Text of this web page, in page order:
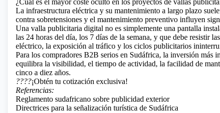
¿Cuál es el mayor coste oculto en los proyectos de vallas
La infraestructura eléctrica y su mantenimiento a largo plazo
contra sobretensiones y el mantenimiento preventivo influyen
Una valla publicitaria digital no es simplemente una pantalla
las 24 horas del día, los 7 días de la semana, y que debe resistir
eléctrico, la exposición al tráfico y los ciclos publicitarios
Para los compradores B2B serios en Sudáfrica, la inversión más
equilibra la visibilidad, el tiempo de actividad, la facilidad de
cinco a diez años.
????¡Obtén tu cotización exclusiva!
Referencias:
Reglamento sudafricano sobre publicidad exterior
Directrices para la señalización turística de Sudáfrica